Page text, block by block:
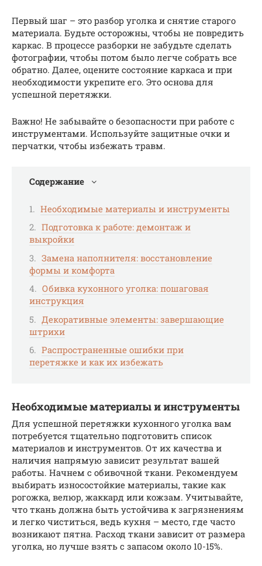
Первый шаг – это разбор уголка и снятие старого
материала. Будьте осторожны, чтобы не повредить
каркас. В процессе разборки не забудьте сделать
фотографии, чтобы потом было легче собрать все
обратно. Далее, оцените состояние каркаса и при
необходимости укрепите его. Это основа для
успешной перетяжки.
Важно! Не забывайте о безопасности при работе с
инструментами. Используйте защитные очки и
перчатки, чтобы избежать травм.
Содержание
Необходимые материалы и инструменты
Подготовка к работе: демонтаж и
выкройки
Замена наполнителя: восстановление
формы и комфорта
Обивка кухонного уголка: пошаговая
инструкция
Декоративные элементы: завершающие
штрихи
Распространенные ошибки при
перетяжке и как их избежать
Необходимые материалы и инструменты
Для успешной перетяжки кухонного уголка вам
потребуется тщательно подготовить список
материалов и инструментов. От их качества и
наличия напрямую зависит результат вашей
работы. Начнем с обивочной ткани. Рекомендуем
выбирать износостойкие материалы, такие как
рогожка, велюр, жаккард или кожзам. Учитывайте,
что ткань должна быть устойчива к загрязнениям
и легко чиститься, ведь кухня – место, где часто
возникают пятна. Расход ткани зависит от размера
уголка, но лучше взять с запасом около 10-15%.